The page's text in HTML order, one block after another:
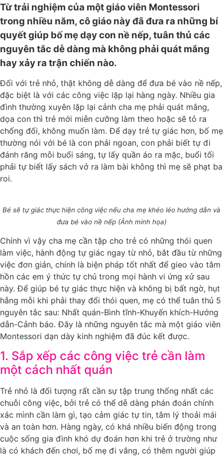
Từ trải nghiệm của một giáo viên Montessori
trong nhiều năm, cô giáo này đã đưa ra những bí
quyết giúp bố mẹ dạy con nề nếp, tuân thủ các
nguyên tắc dễ dàng mà không phải quát mắng
hay xảy ra trận chiến nào.
Đối với trẻ nhỏ, thật không dễ dàng để đưa bé vào nề nếp,
đặc biệt là với các công việc lặp lại hàng ngày. Nhiều gia
đình thường xuyên lặp lại cảnh cha mẹ phải quát mắng,
dọa con thì trẻ mới miễn cưỡng làm theo hoặc sẽ tỏ ra
chống đối, không muốn làm. Để dạy trẻ tự giác hơn, bố mẹ
thường nói với bé là con phải ngoan, con phải biết tự đi
đánh răng mỗi buổi sáng, tự lấy quần áo ra mặc, buổi tối
phải tự biết lấy sách vở ra làm bài không thì mẹ sẽ phạt ba
roi.
Bé sẽ tự giác thực hiện công việc nếu cha mẹ khéo léo hướng dẫn và
đưa bé vào nề nếp (Ảnh minh họa)
Chính vì vậy cha mẹ cần tập cho trẻ có những thói quen
làm việc, hành động tự giác ngay từ nhỏ, bắt đầu từ những
việc đơn giản, chính là biện pháp tốt nhất để gieo vào tâm
hồn các em ý thức tự chủ trong mọi hành vi ứng xử sau
này. Để giúp bé tự giác thực hiện và không bị bất ngờ, hụt
hẫng mỗi khi phải thay đổi thói quen, mẹ có thể tuân thủ 5
nguyên tắc sau: Nhất quán-Bình tĩnh-Khuyến khích-Hướng
dẫn-Cảnh báo. Đây là những nguyên tắc mà một giáo viên
Montessori dạn dày kinh nghiệm đã đúc kết được.
1. Sắp xếp các công việc trẻ cần làm
một cách nhất quán
Trẻ nhỏ là đối tượng rất cần sự tập trung thống nhất các
chuỗi công việc, bởi trẻ có thể dễ dàng phán đoán chính
xác mình cần làm gì, tạo cảm giác tự tin, tâm lý thoải mái
và an toàn hơn. Hàng ngày, có khá nhiều biến động trong
cuộc sống gia đình khó dự đoán hơn khi trẻ ở trường như
là có khách đến chơi, bố mẹ đi vắng, có thêm người giúp